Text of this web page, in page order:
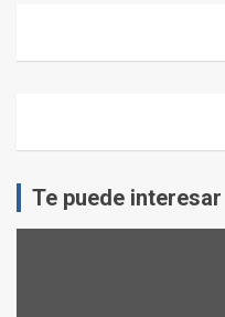
Te puede interesar